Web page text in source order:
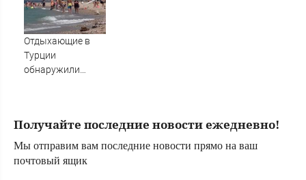
детеныша
Отдыхающие в
Турции
обнаружили
Получайте последние новости ежедневно!
Мы отправим вам последние новости прямо на ваш
почтовый ящик